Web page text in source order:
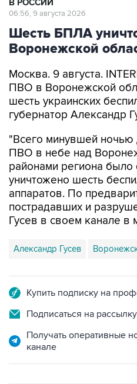
В РОССИИ
06:56, 9 августа 2026
Шесть БПЛА
Воронежской
Москва. 9 августа.
ПВО в Воронежской
шесть украинских
губернатор Александр
"Всего минувшей
ПВО в небе над
районами региона
уничтожено шесть
аппаратов. По
пострадавших и
Гусев в своем канале в
Александр Гусев
Купить подписку на
Подписаться на
Получать оперативные
канале